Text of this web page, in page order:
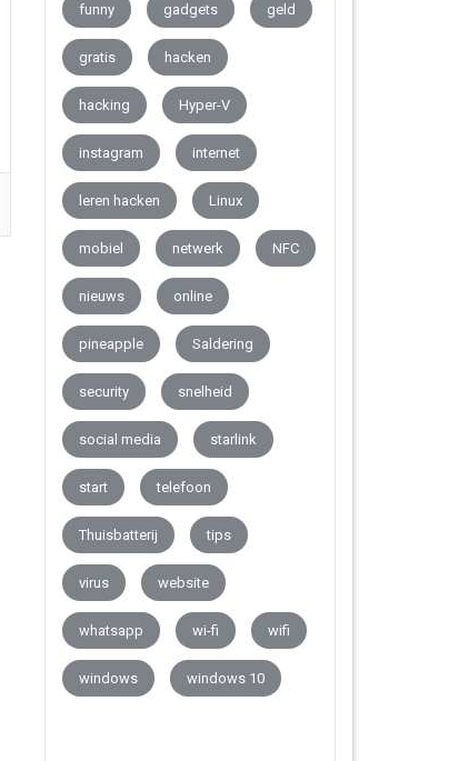
funny gadgets geld
gratis hacken
hacking Hyper-V
instagram internet
leren hacken Linux
mobiel netwerk NFC
nieuws online
pineapple Saldering
security snelheid
social media starlink
start telefoon
Thuisbatterij tips
virus website
whatsapp wi-fi wifi
windows windows 10